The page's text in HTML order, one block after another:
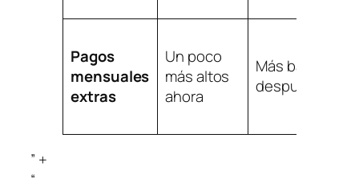
Pagos
mensuales
extras
Un poco
más altos
ahora
Más bajos
después
” +
“